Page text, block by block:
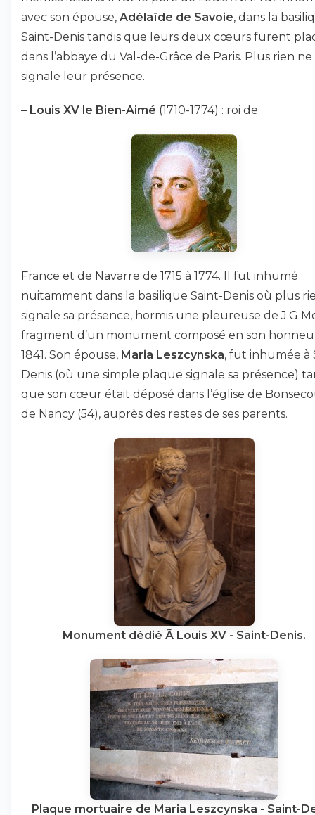
avec son épouse, Adélaïde de Savoie, dans la
Saint-Denis tandis que leurs deux cœurs furent
dans l’abbaye du Val-de-Grâce de Paris. Plus rien ne
signale leur présence.
– Louis XV le Bien-Aimé (1710-1774) : roi de
France et de Navarre de 1715 à 1774. Il fut inhumé
nuitamment dans la basilique Saint-Denis où plus
signale sa présence, hormis une pleureuse de J.G
fragment d’un monument composé en son
1841. Son épouse, Maria Leszcynska, fut inhumée à
Denis (où une simple plaque signale sa présence)
que son cœur était déposé dans l’église de
de Nancy (54), auprès des restes de ses parents.
Monument dédié Ã Louis XV - Saint-Denis.
Plaque mortuaire de Maria Leszcynska - Saint-